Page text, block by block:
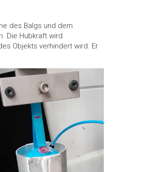
des Balgs und dem
Die Hubkraft wird
Objekts verhindert wird. Er